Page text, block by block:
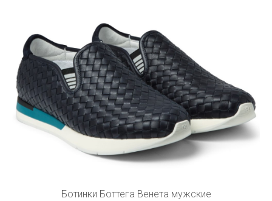
Ботинки Боттега Венета мужские